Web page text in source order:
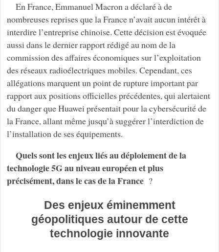
En France, Emmanuel Macron a déclaré à de
nombreuses reprises que la France n’avait aucun intérêt à
interdire l’entreprise chinoise. Cette décision est évoquée
aussi dans le dernier rapport rédigé au nom de la
commission des affaires économiques sur l’exploitation
des réseaux radioélectriques mobiles. Cependant, ces
allégations marquent un point de rupture important par
rapport aux positions officielles précédentes, qui alertaient
du danger que Huawei présentait pour la cybersécurité de
la France, allant même jusqu’à suggérer l’interdiction de
l’installation de ses équipements.
Quels sont les enjeux liés au déploiement de la
technologie 5G au niveau européen et plus
précisément, dans le cas de la France ?
Des enjeux éminemment
géopolitiques autour de cette
technologie innovante